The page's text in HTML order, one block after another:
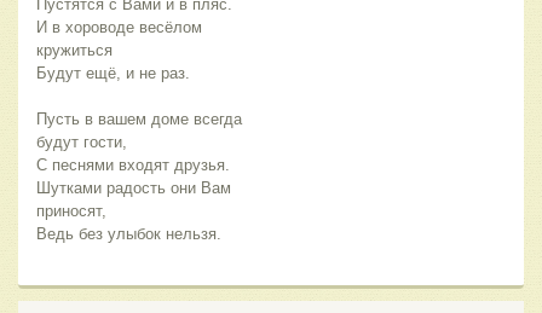
Пустятся с Вами и в пляс.
И в хороводе весёлом
кружиться
Будут ещё, и не раз.
Пусть в вашем доме всегда
будут гости,
С песнями входят друзья.
Шутками радость они Вам
приносят,
Ведь без улыбок нельзя.